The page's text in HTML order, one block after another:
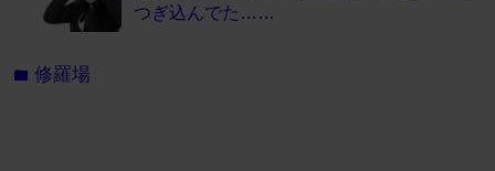
つぎ込んでた……
folder修羅場